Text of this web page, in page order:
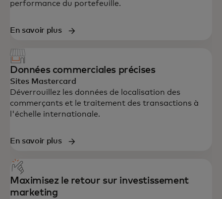
performance du portefeuille.
En savoir plus
Données commerciales précises
Sites Mastercard
Déverrouillez les données de localisation des
commerçants et le traitement des transactions à
l'échelle internationale.
En savoir plus
Maximisez le retour sur investissement
marketing